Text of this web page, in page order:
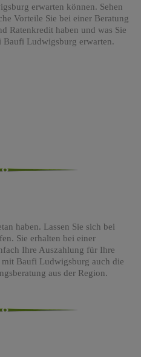
erwarten können. Sehen
Vorteile Sie bei einer Beratung
Ratenkredit haben und was Sie
Baufi Ludwigsburg erwarten.
haben. Lassen Sie sich bei
Sie erhalten bei einer
Ihre Auszahlung für Ihre
Baufi Ludwigsburg auch die
aus der Region.